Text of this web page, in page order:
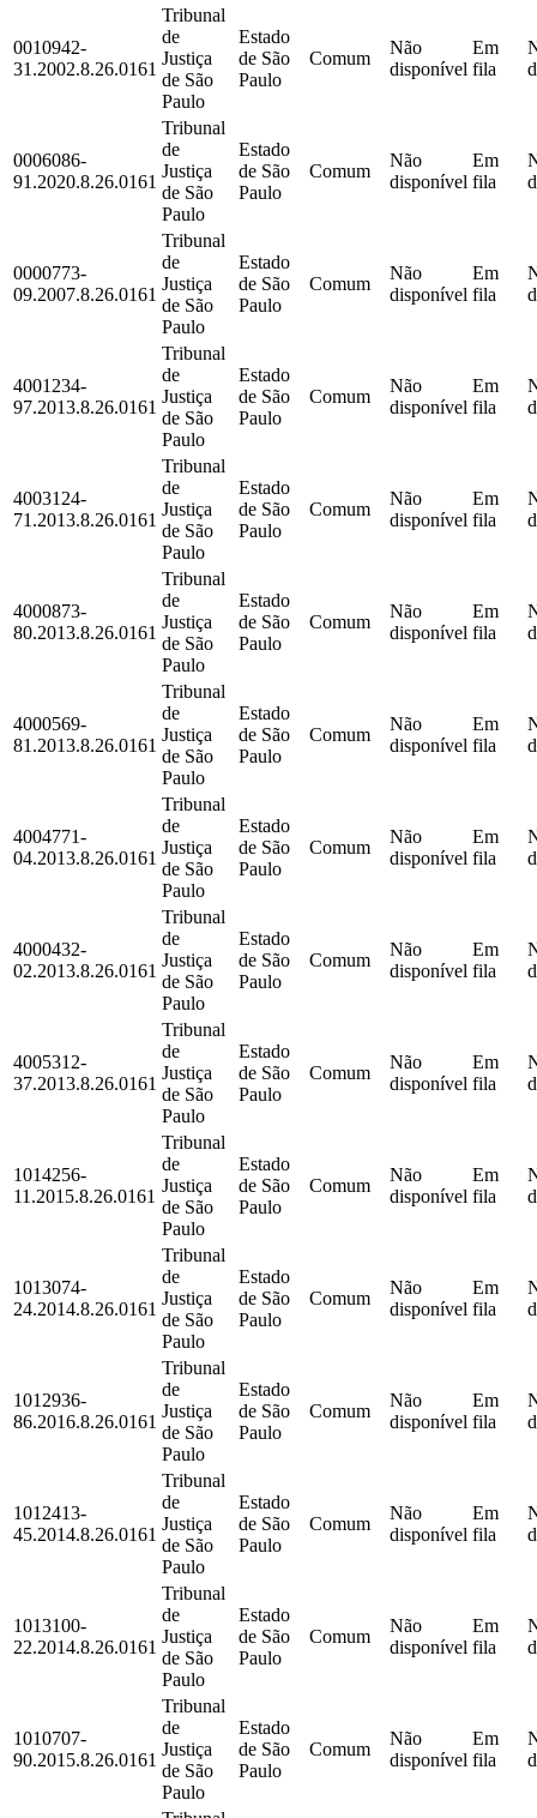
0010942-
31.2002.8.26.0161
Tribunal
de
Justiça
de São
Paulo
Estado
de São
Paulo
Comum
Não
disponível
Em
fila
0006086-
91.2020.8.26.0161
Tribunal
de
Justiça
de São
Paulo
Estado
de São
Paulo
Comum
Não
disponível
Em
fila
0000773-
09.2007.8.26.0161
Tribunal
de
Justiça
de São
Paulo
Estado
de São
Paulo
Comum
Não
disponível
Em
fila
4001234-
97.2013.8.26.0161
Tribunal
de
Justiça
de São
Paulo
Estado
de São
Paulo
Comum
Não
disponível
Em
fila
4003124-
71.2013.8.26.0161
Tribunal
de
Justiça
de São
Paulo
Estado
de São
Paulo
Comum
Não
disponível
Em
fila
4000873-
80.2013.8.26.0161
Tribunal
de
Justiça
de São
Paulo
Estado
de São
Paulo
Comum
Não
disponível
Em
fila
4000569-
81.2013.8.26.0161
Tribunal
de
Justiça
de São
Paulo
Estado
de São
Paulo
Comum
Não
disponível
Em
fila
4004771-
04.2013.8.26.0161
Tribunal
de
Justiça
de São
Paulo
Estado
de São
Paulo
Comum
Não
disponível
Em
fila
4000432-
02.2013.8.26.0161
Tribunal
de
Justiça
de São
Paulo
Estado
de São
Paulo
Comum
Não
disponível
Em
fila
4005312-
37.2013.8.26.0161
Tribunal
de
Justiça
de São
Paulo
Estado
de São
Paulo
Comum
Não
disponível
Em
fila
1014256-
11.2015.8.26.0161
Tribunal
de
Justiça
de São
Paulo
Estado
de São
Paulo
Comum
Não
disponível
Em
fila
1013074-
24.2014.8.26.0161
Tribunal
de
Justiça
de São
Paulo
Estado
de São
Paulo
Comum
Não
disponível
Em
fila
1012936-
86.2016.8.26.0161
Tribunal
de
Justiça
de São
Paulo
Estado
de São
Paulo
Comum
Não
disponível
Em
fila
1012413-
45.2014.8.26.0161
Tribunal
de
Justiça
de São
Paulo
Estado
de São
Paulo
Comum
Não
disponível
Em
fila
1013100-
22.2014.8.26.0161
Tribunal
de
Justiça
de São
Paulo
Estado
de São
Paulo
Comum
Não
disponível
Em
fila
1010707-
90.2015.8.26.0161
Tribunal
de
Justiça
de São
Paulo
Estado
de São
Paulo
Comum
Não
disponível
Em
fila